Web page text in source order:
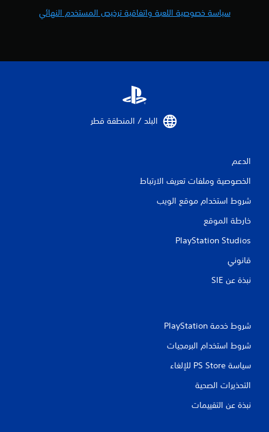
سياسة خصوصية اللعبة واتفاقية ترخيص المستخدم النهائي
البلد / المنطقة قطر‏
الدعم
الخصوصية وملفات تعريف الارتباط
شروط استخدام موقع الويب
خارطة الموقع
PlayStation Studios
قانوني
نبذة عن SIE‏
شروط خدمة PlayStation‏
شروط استخدام البرمجيات
سياسة PS Store للإلغاء
التحذيرات الصحية
نبذة عن التقييمات